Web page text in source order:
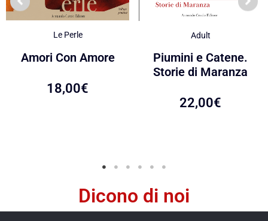
Le Perle
Amori Con Amore
18,00€
Adult
Piumini e Catene.
Storie di Maranza
22,00€
Dicono di noi